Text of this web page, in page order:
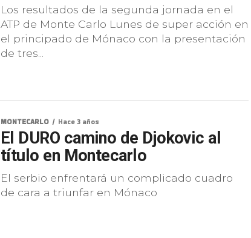
Los resultados de la segunda jornada en el
ATP de Monte Carlo Lunes de super acción en
el principado de Mónaco con la presentación
de tres...
MONTECARLO Hace 3 años
El DURO camino de Djokovic al
título en Montecarlo
El serbio enfrentará un complicado cuadro
de cara a triunfar en Mónaco